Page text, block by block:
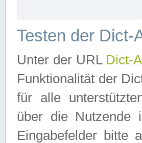
Testen der Dict-
Unter der URL Dict-
Funktionalität der
für alle
über die Nutzende
Eingabefelder bitte